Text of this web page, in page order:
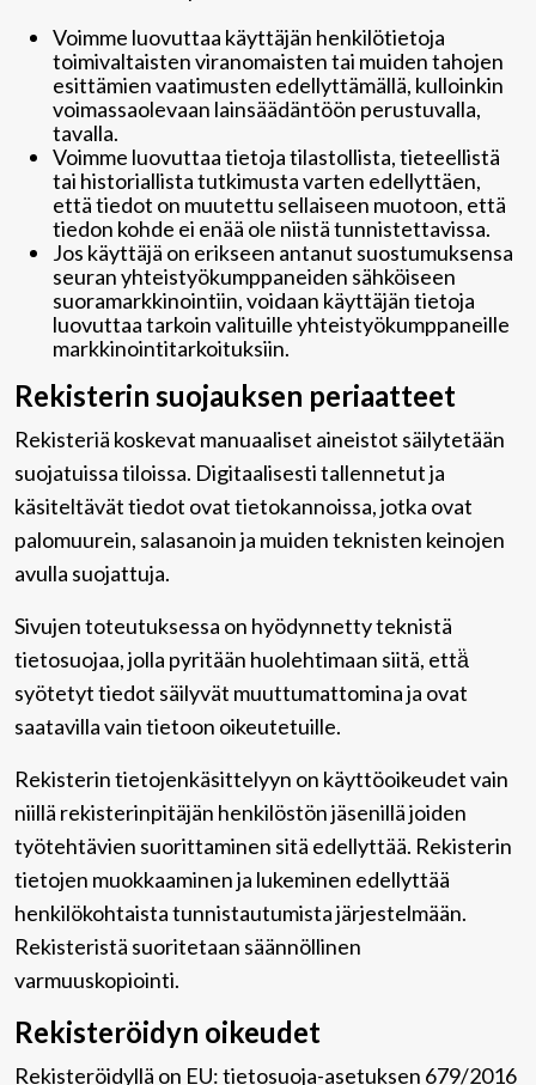
Voimme luovuttaa käyttäjän henkilötietoja
toimivaltaisten viranomaisten tai muiden tahojen
esittämien vaatimusten edellyttämällä, kulloinkin
voimassaolevaan lainsäädäntöön perustuvalla,
tavalla.
Voimme luovuttaa tietoja tilastollista, tieteellistä
tai historiallista tutkimusta varten edellyttäen,
että tiedot on muutettu sellaiseen muotoon, että
tiedon kohde ei enää ole niistä tunnistettavissa.
Jos käyttäjä on erikseen antanut suostumuksensa
seuran yhteistyökumppaneiden sähköiseen
suoramarkkinointiin, voidaan käyttäjän tietoja
luovuttaa tarkoin valituille yhteistyökumppaneille
markkinointitarkoituksiin.
Rekisterin suojauksen periaatteet
Rekisteriä koskevat manuaaliset aineistot säilytetään
suojatuissa tiloissa. Digitaalisesti tallennetut ja
käsiteltävät tiedot ovat tietokannoissa, jotka ovat
palomuurein, salasanoin ja muiden teknisten keinojen
avulla suojattuja.
Sivujen toteutuksessa on hyödynnetty teknistä
tietosuojaa, jolla pyritään huolehtimaan siitä, että̈
syötetyt tiedot säilyvät muuttumattomina ja ovat
saatavilla vain tietoon oikeutetuille.
Rekisterin tietojenkäsittelyyn on käyttöoikeudet vain
niillä rekisterinpitäjän henkilöstön jäsenillä joiden
työtehtävien suorittaminen sitä edellyttää. Rekisterin
tietojen muokkaaminen ja lukeminen edellyttää
henkilökohtaista tunnistautumista järjestelmään.
Rekisteristä suoritetaan säännöllinen
varmuuskopiointi.
Rekisteröidyn oikeudet
Rekisteröidyllä on EU: tietosuoja-asetuksen 679/2016